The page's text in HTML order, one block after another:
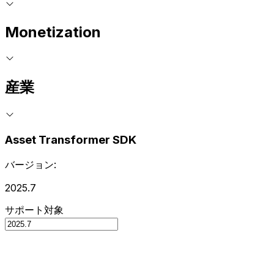
Monetization
産業
Asset Transformer SDK
バージョン:
2025.7
サポート対象